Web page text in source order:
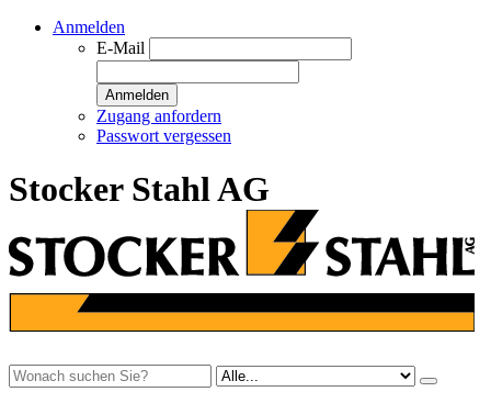
Anmelden
E-Mail
Anmelden
Zugang anfordern
Passwort vergessen
Stocker Stahl AG